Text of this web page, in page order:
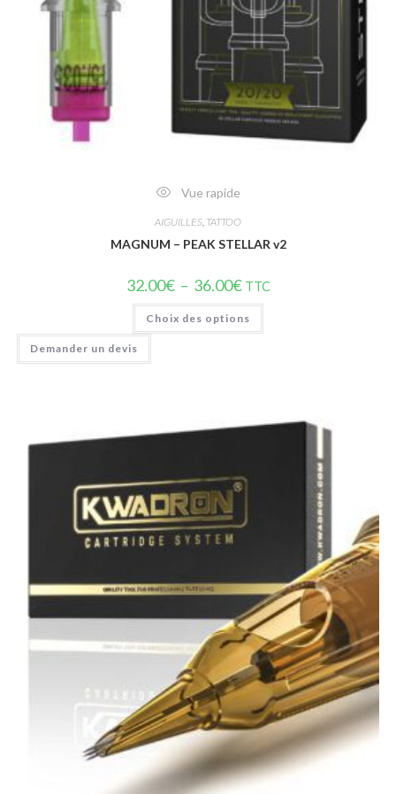
Vue rapide
AIGUILLES, TATTOO
MAGNUM – PEAK STELLAR v2
32.00€ – 36.00€ TTC
Choix des options
Demander un devis